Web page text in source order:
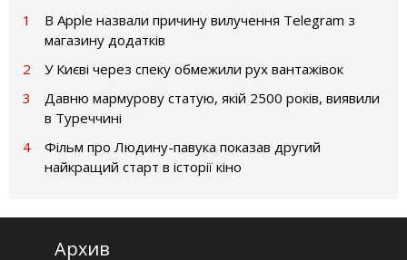
1
В Apple назвали причину вилучення Telegram з
магазину додатків
2
У Києві через спеку обмежили рух вантажівок
3
Давню мармурову статую, якій 2500 років, виявили
в Туреччині
4
Фільм про Людину-павука показав другий
найкращий старт в історії кіно
Архив